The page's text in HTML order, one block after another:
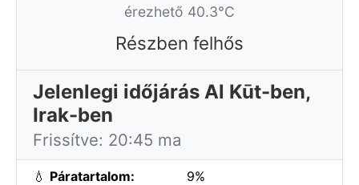
érezhető 40.3°C
Részben felhős
Jelenlegi időjárás Al Kūt-ben,
Irak-ben
Frissítve: 20:45 ma
💧 Páratartalom: 9%